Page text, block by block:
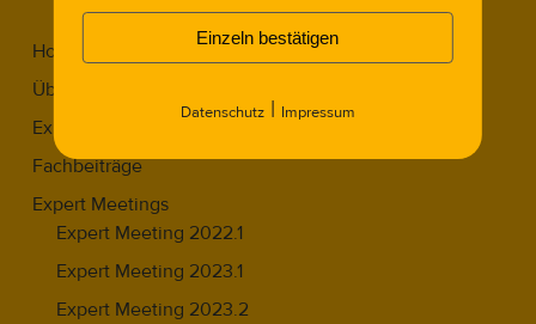
Home
Über Uns
Expert:innen
Fachbeiträge
Expert Meetings
Expert Meeting 2022.1
Expert Meeting 2023.1
Expert Meeting 2023.2
Einzeln bestätigen
Datenschutz| Impressum